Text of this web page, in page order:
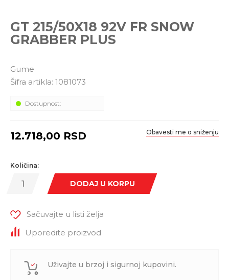
GT 215/50X18 92V FR SNOW
GRABBER PLUS
Gume
Šifra artikla: 1081073
Dostupnost:
12.718,00 RSD Obavesti me o sniženju
Količina:
DODAJ U KORPU
Sačuvajte u listi želja
Uporedite proizvod
Uživajte u brzoj i sigurnoj kupovini.